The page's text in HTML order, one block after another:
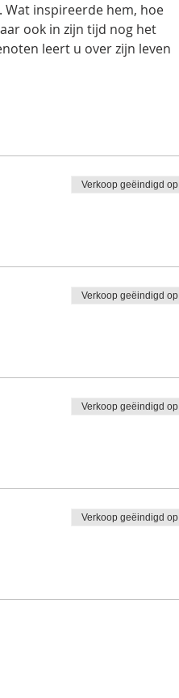
Wat inspireerde hem, hoe
ook in zijn tijd nog het
leert u over zijn leven
Verkoop geëindigd op
Verkoop geëindigd op
Verkoop geëindigd op
Verkoop geëindigd op